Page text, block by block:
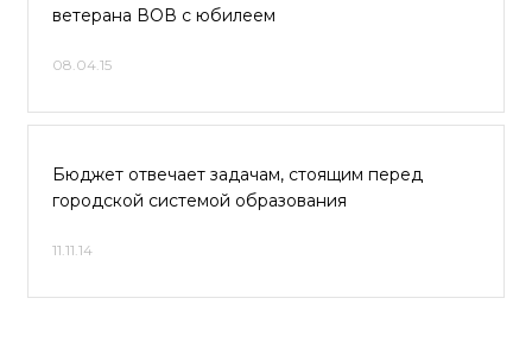
ветерана ВОВ с юбилеем
08.04.15
Бюджет отвечает задачам, стоящим перед
городской системой образования
11.11.14